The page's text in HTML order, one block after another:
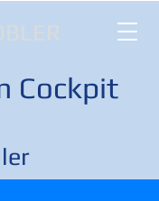
Cockpit